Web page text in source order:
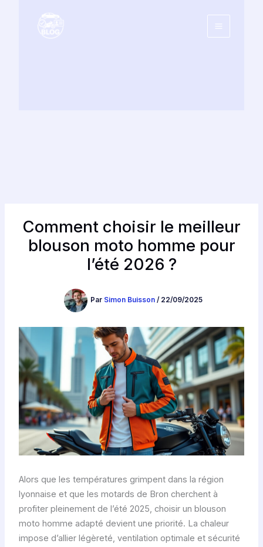
Comment choisir le meilleur
blouson moto homme pour
l’été 2026 ?
Par Simon Buisson / 22/09/2025
Alors que les températures grimpent dans la région
lyonnaise et que les motards de Bron cherchent à
profiter pleinement de l’été 2025, choisir un blouson
moto homme adapté devient une priorité. La chaleur
impose d’allier légèreté, ventilation optimale et sécurité